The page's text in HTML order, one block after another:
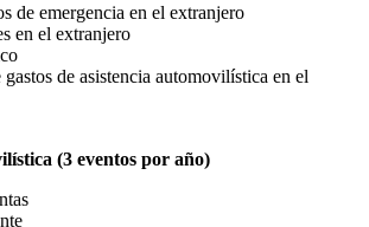
de emergencia en el extranjero
en el extranjero
de asistencia automovilística en el
(3 eventos por año)